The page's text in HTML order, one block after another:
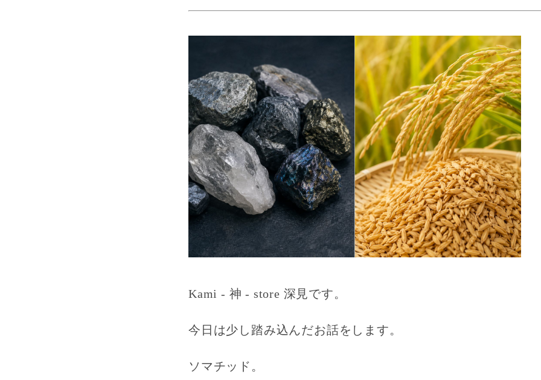
Kami - 神󠄀 - store 深見です。
今日は少し踏み込んだお話をします。
ソマチッド。